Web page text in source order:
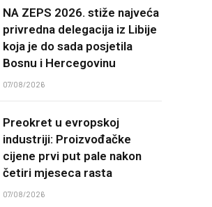
NA ZEPS 2026. stiže najveća
privredna delegacija iz Libije
koja je do sada posjetila
Bosnu i Hercegovinu
07/08/2026
Preokret u evropskoj
industriji: Proizvođačke
cijene prvi put pale nakon
četiri mjeseca rasta
07/08/2026